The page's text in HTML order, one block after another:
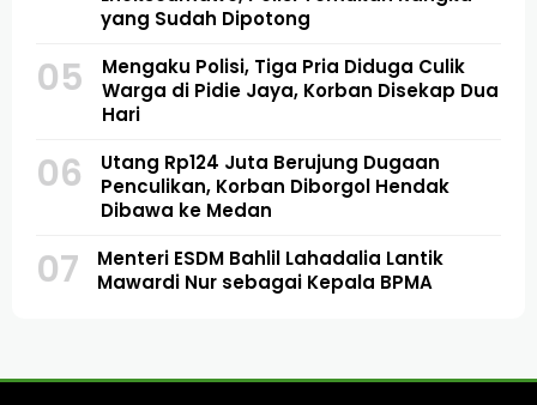
yang Sudah Dipotong
05
Mengaku Polisi, Tiga Pria Diduga Culik
Warga di Pidie Jaya, Korban Disekap Dua
Hari
06
Utang Rp124 Juta Berujung Dugaan
Penculikan, Korban Diborgol Hendak
Dibawa ke Medan
07
Menteri ESDM Bahlil Lahadalia Lantik
Mawardi Nur sebagai Kepala BPMA